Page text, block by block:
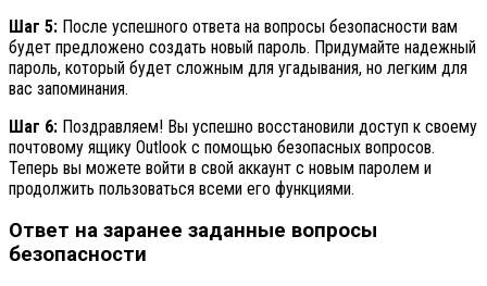
Шаг 5: После успешного ответа на вопросы безопасности вам
будет предложено создать новый пароль. Придумайте надежный
пароль, который будет сложным для угадывания, но легким для
вас запоминания.
Шаг 6: Поздравляем! Вы успешно восстановили доступ к своему
почтовому ящику Outlook с помощью безопасных вопросов.
Теперь вы можете войти в свой аккаунт с новым паролем и
продолжить пользоваться всеми его функциями.
Ответ на заранее заданные вопросы
безопасности